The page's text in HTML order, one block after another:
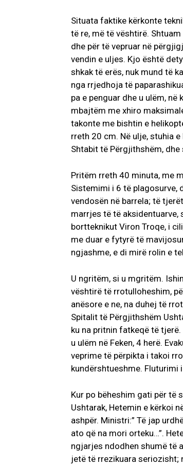
Situata faktike kërkonte
të re, më të vështirë.
dhe për të vepruar në
vendin e uljes. Kjo është
shkak të erës, nuk mund të
nga rrjedhoja të
pa e penguar dhe u ulëm,
mbajtëm me xhiro
takonte me bishtin e
rreth 20 cm. Në ulje, stuhia
Shtabit të Përgjithshëm,
Pritëm rreth 40 minuta, me
Sistemimi i 6 të plagosurve,
vendosën në barrela; të
marrjes të të aksidentuarve,
bortteknikut Viron Troqe, i
me duar e fytyrë të
ngjashme, e di mirë rolin e
U ngritëm, si u mgritëm.
vështirë të rrotulloheshim,
anësore e ne, na duhej të
Spitalit të Përgjithshëm
ku na pritnin fatkeqë të
u ulëm në Feken, 4 herë.
veprime të përpikta i takoi
kundërshtueshme. Fluturimi
Kur po bëheshim gati për të
Ushtarak, Hetemin e kërkoi
ashpër. Ministri:” Të jap
ato që na mori orteku…”.
ngjarjes ndodhen shumë të
jetë të rrezikuara seriozisht;